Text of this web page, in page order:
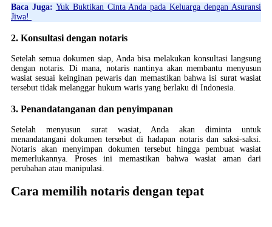
Baca Juga: Yuk Buktikan Cinta Anda pada Keluarga dengan Asuransi
Jiwa!
2. Konsultasi dengan notaris
Setelah semua dokumen siap, Anda bisa melakukan konsultasi langsung
dengan notaris. Di mana, notaris nantinya akan membantu menyusun
wasiat sesuai keinginan pewaris dan memastikan bahwa isi surat wasiat
tersebut tidak melanggar hukum waris yang berlaku di Indonesia.
3. Penandatanganan dan penyimpanan
Setelah menyusun surat wasiat, Anda akan diminta untuk
menandatangani dokumen tersebut di hadapan notaris dan saksi-saksi.
Notaris akan menyimpan dokumen tersebut hingga pembuat wasiat
memerlukannya. Proses ini memastikan bahwa wasiat aman dari
perubahan atau manipulasi.
Cara memilih notaris dengan tepat